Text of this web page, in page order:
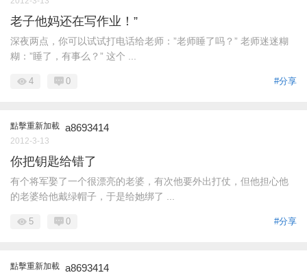
老子他妈还在写作业！”
深夜两点，你可以试试打电话给老师：”老师睡了吗？” 老师迷迷糊
糊：”睡了，有事么？” 这个 ...
#分享
4 0
點擊重新加載 a8693414
2012-3-13
你把钥匙给错了
有个将军娶了一个很漂亮的老婆，有次他要外出打仗，但他担心他
的老婆给他戴绿帽子，于是给她绑了 ...
#分享
5 0
點擊重新加載 a8693414